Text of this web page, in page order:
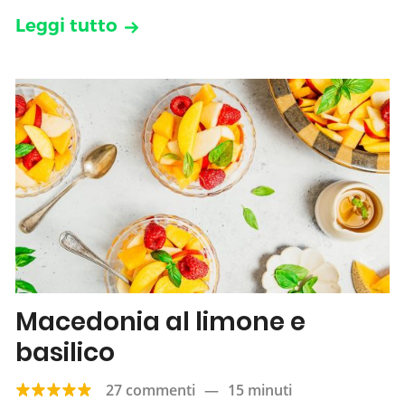
Leggi tutto
Macedonia al limone e
basilico
27 commenti — 15 minuti